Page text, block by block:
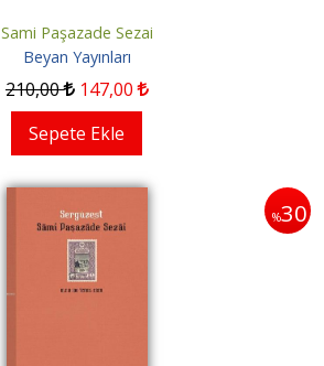
Sami Paşazade Sezai
Beyan Yayınları
210,00 147,00
Sepete Ekle
%30